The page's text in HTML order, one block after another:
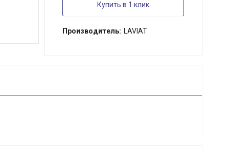
Купить в 1 клик
Производитель: LAVIAT